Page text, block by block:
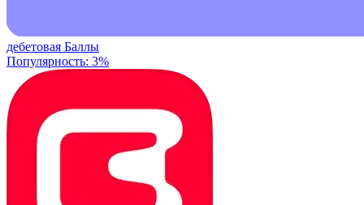
дебетовая Баллы
Популярность: 3%